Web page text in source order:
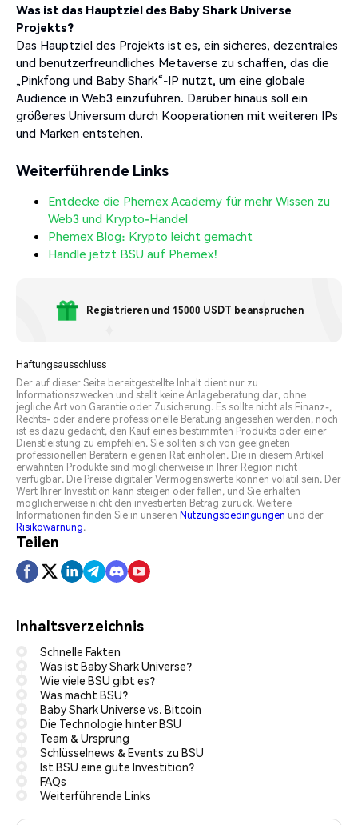
Was ist das Hauptziel des Baby Shark Universe
Projekts?
Das Hauptziel des Projekts ist es, ein sicheres, dezentrales
und benutzerfreundliches Metaverse zu schaffen, das die
„Pinkfong und Baby Shark“-IP nutzt, um eine globale
Audience in Web3 einzuführen. Darüber hinaus soll ein
größeres Universum durch Kooperationen mit weiteren IPs
und Marken entstehen.
Weiterführende Links
Entdecke die Phemex Academy für mehr Wissen zu
Web3 und Krypto-Handel
Phemex Blog: Krypto leicht gemacht
Handle jetzt BSU auf Phemex!
Registrieren und 15000 USDT beanspruchen
Haftungsausschluss
Der auf dieser Seite bereitgestellte Inhalt dient nur zu
Informationszwecken und stellt keine Anlageberatung dar, ohne
jegliche Art von Garantie oder Zusicherung. Es sollte nicht als Finanz-,
Rechts- oder andere professionelle Beratung angesehen werden, noch
ist es dazu gedacht, den Kauf eines bestimmten Produkts oder einer
Dienstleistung zu empfehlen. Sie sollten sich von geeigneten
professionellen Beratern eigenen Rat einholen. Die in diesem Artikel
erwähnten Produkte sind möglicherweise in Ihrer Region nicht
verfügbar. Die Preise digitaler Vermögenswerte können volatil sein. Der
Wert Ihrer Investition kann steigen oder fallen, und Sie erhalten
möglicherweise nicht den investierten Betrag zurück. Weitere
Informationen finden Sie in unseren Nutzungsbedingungen und der
Risikowarnung.
Teilen
Inhaltsverzeichnis
Schnelle Fakten
Was ist Baby Shark Universe?
Wie viele BSU gibt es?
Was macht BSU?
Baby Shark Universe vs. Bitcoin
Die Technologie hinter BSU
Team & Ursprung
Schlüsselnews & Events zu BSU
Ist BSU eine gute Investition?
FAQs
Weiterführende Links